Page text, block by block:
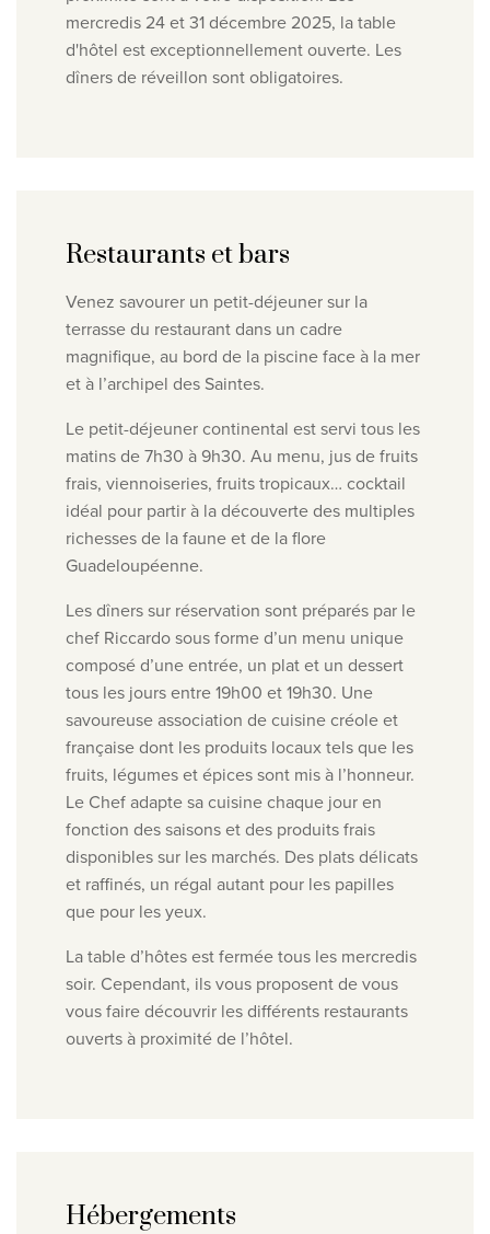
mercredis 24 et 31 décembre 2025, la table
d'hôtel est exceptionnellement ouverte. Les
dîners de réveillon sont obligatoires.
Restaurants et bars
Venez savourer un petit-déjeuner sur la
terrasse du restaurant dans un cadre
magnifique, au bord de la piscine face à la mer
et à l’archipel des Saintes.
Le petit-déjeuner continental est servi tous les
matins de 7h30 à 9h30. Au menu, jus de fruits
frais, viennoiseries, fruits tropicaux… cocktail
idéal pour partir à la découverte des multiples
richesses de la faune et de la flore
Guadeloupéenne.
Les dîners sur réservation sont préparés par le
chef Riccardo sous forme d’un menu unique
composé d’une entrée, un plat et un dessert
tous les jours entre 19h00 et 19h30. Une
savoureuse association de cuisine créole et
française dont les produits locaux tels que les
fruits, légumes et épices sont mis à l’honneur.
Le Chef adapte sa cuisine chaque jour en
fonction des saisons et des produits frais
disponibles sur les marchés. Des plats délicats
et raffinés, un régal autant pour les papilles
que pour les yeux.
La table d’hôtes est fermée tous les mercredis
soir. Cependant, ils vous proposent de vous
vous faire découvrir les différents restaurants
ouverts à proximité de l’hôtel.
Hébergements